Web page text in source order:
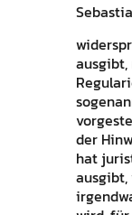
ausgibt,
der
hat
ausgibt,